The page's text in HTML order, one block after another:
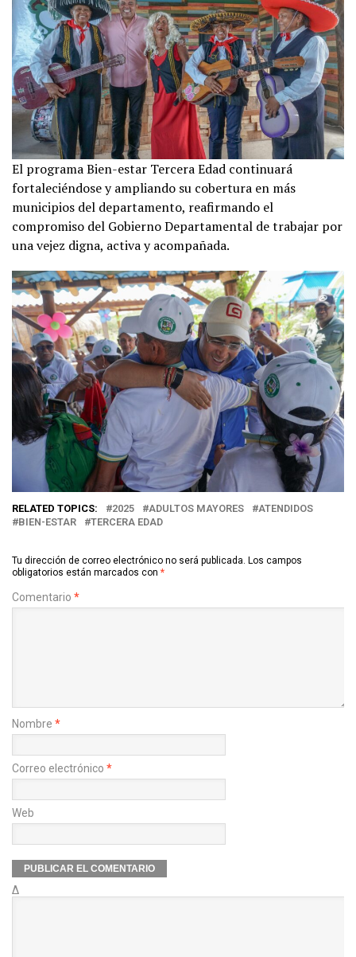
El programa Bien-estar Tercera Edad continuará
fortaleciéndose y ampliando su cobertura en más
municipios del departamento, reafirmando el
compromiso del Gobierno Departamental de trabajar por
una vejez digna, activa y acompañada.
RELATED TOPICS: 2025 ADULTOS MAYORES
ATENDIDOS
BIEN-ESTAR
TERCERA EDAD
Tu dirección de correo electrónico no será publicada. Los campos
obligatorios están marcados con *
Comentario *
Nombre *
Correo electrónico *
Web
Δ